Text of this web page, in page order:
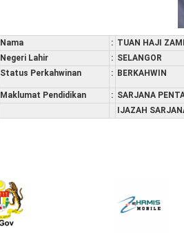
Nama : TUAN HAJI
Negeri Lahir
: SELANGOR
Status Perkahwinan
: BERKAHWIN
Maklumat Pendidikan : SARJANA
IJAZAH